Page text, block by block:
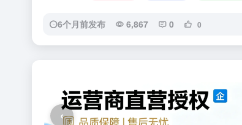
6个月前发布 6,867 0 0
‹